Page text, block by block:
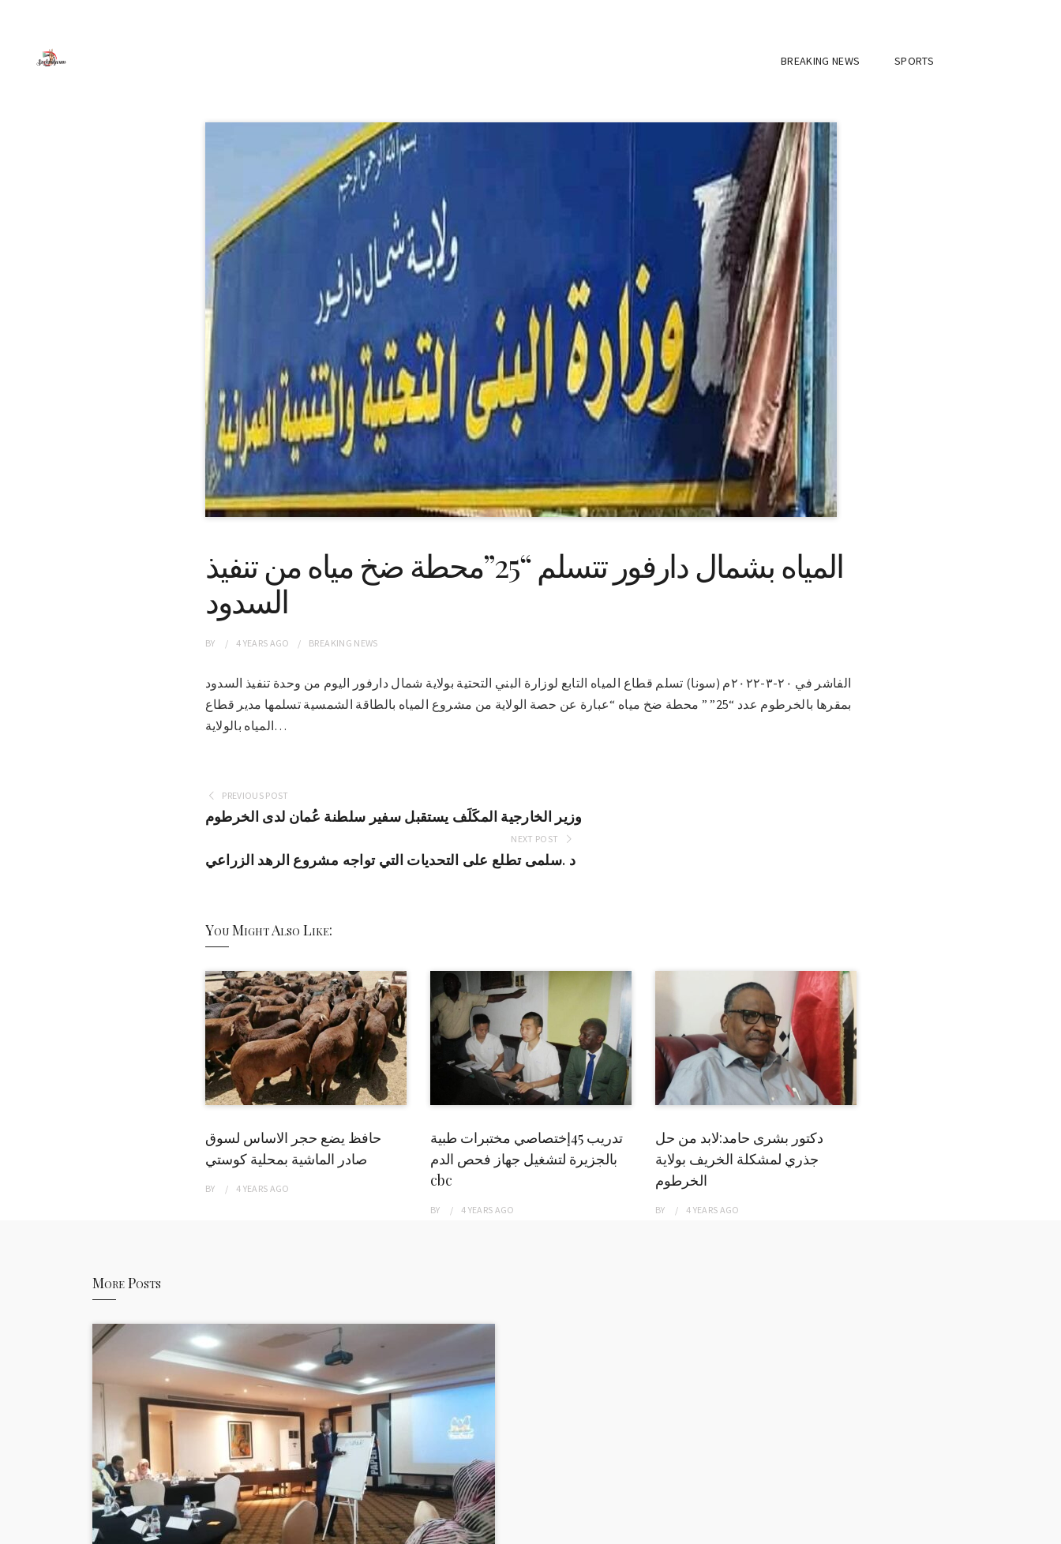
BREAKING NEWS SPORTS
المياه بشمال دارفور تتسلم “25”محطة ضخ مياه من تنفيذ
السدود
BY 4 YEARS AGO BREAKING NEWS
الفاشر في ٢٠-٣-٢٠٢٢م (سونا) تسلم قطاع المياه التابع لوزارة البني التحتية بولاية شمال دارفور اليوم من وحدة تنفيذ السدود
بمقرها بالخرطوم عدد “25” ” محطة ضخ مياه “عبارة عن حصة الولاية من مشروع المياه بالطاقة الشمسية تسلمها مدير قطاع
المياه بالولاية…
PREVIOUS POST
وزير الخارجية المكَلَف يستقبل سفير سلطنة عُمان لدى الخرطوم
NEXT POST
د .سلمى تطلع على التحديات التي تواجه مشروع الرهد الزراعي
You Might Also Like:
حافظ يضع حجر الاساس لسوق
صادر الماشية بمحلية كوستي
BY 4 YEARS AGO
تدريب 45إختصاصي مختبرات طبية
بالجزيرة لتشغيل جهاز فحص الدم
cbc
BY 4 YEARS AGO
دكتور بشرى حامد:لابد من حل
جذري لمشكلة الخريف بولاية
الخرطوم
BY 4 YEARS AGO
More Posts